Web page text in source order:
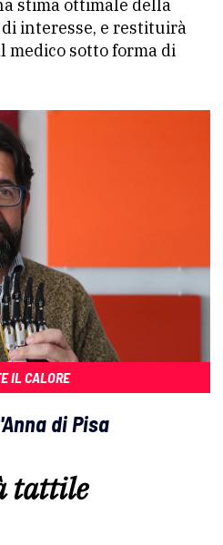
stima ottimale della
interesse, e restituirà
medico sotto forma di
IL CALORE
di Pisa
tattile